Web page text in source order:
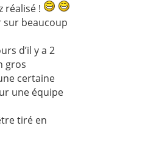
réalisé !
sur beaucoup
d’il y a 2
gros
certaine
une équipe
tiré en